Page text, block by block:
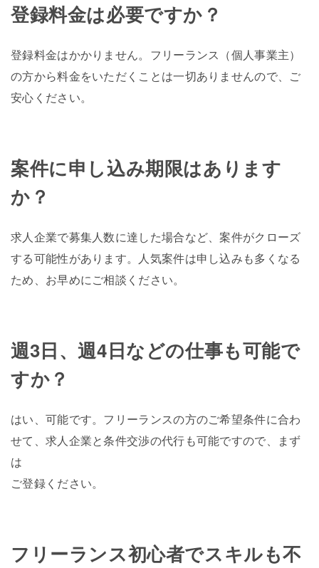
登録料金は必要ですか？
登録料金はかかりません。フリーランス（個人事業主）
の方から料金をいただくことは一切ありませんので、ご
安心ください。
案件に申し込み期限はあります
か？
求人企業で募集人数に達した場合など、案件がクローズ
する可能性があります。人気案件は申し込みも多くなる
ため、お早めにご相談ください。
週3日、週4日などの仕事も可能で
すか？
はい、可能です。フリーランスの方のご希望条件に合わ
せて、求人企業と条件交渉の代行も可能ですので、まず
は
ご登録ください。
フリーランス初心者でスキルも不